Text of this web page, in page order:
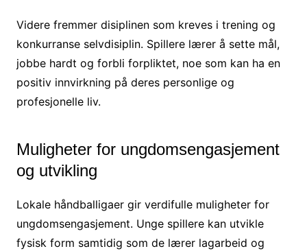
Videre fremmer disiplinen som kreves i trening og
konkurranse selvdisiplin. Spillere lærer å sette mål,
jobbe hardt og forbli forpliktet, noe som kan ha en
positiv innvirkning på deres personlige og
profesjonelle liv.
Muligheter for ungdomsengasjement
og utvikling
Lokale håndballigaer gir verdifulle muligheter for
ungdomsengasjement. Unge spillere kan utvikle
fysisk form samtidig som de lærer lagarbeid og